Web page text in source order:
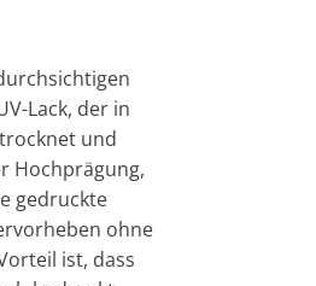
Lack, der in
und
Hochprägung,
gedruckte
ohne
ist, dass